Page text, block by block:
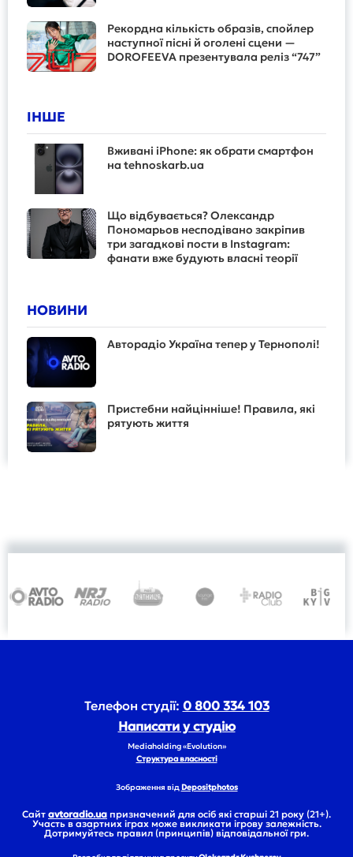
Рекордна кількість образів, спойлер
наступної пісні й оголені сцени —
DOROFEEVA презентувала реліз “747”
ІНШЕ
Вживані iPhone: як обрати смартфон
на tehnoskarb.ua
Що відбувається? Олександр
Пономарьов несподівано закріпив
три загадкові пости в Instagram:
фанати вже будують власні теорії
НОВИНИ
Авторадіо Україна тепер у Тернополі!
Пристебни найцінніше! Правила, які
рятують життя
Телефон студії: 0 800 334 103
Написати у студію
Mediaholding «Evolution»
Структура власності
Зображення відDepositphotos
Сайт avtoradio.ua призначений для осіб які старші 21 року (21+).
Участь в азартних іграх може викликати ігрову залежність.
Дотримуйтесь правил (принципів) відповідальної гри.